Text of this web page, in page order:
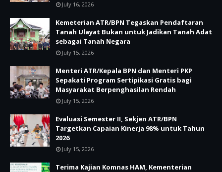
July 16, 2026
Kemeterian ATR/BPN Tegaskan Pendaftaran
Tanah Ulayat Bukan untuk Jadikan Tanah Adat
sebagai Tanah Negara
July 15, 2026
Menteri ATR/Kepala BPN dan Menteri PKP
Sepakati Program Sertipikasi Gratis bagi
Masyarakat Berpenghasilan Rendah
July 15, 2026
Evaluasi Semester II, Sekjen ATR/BPN
Targetkan Capaian Kinerja 98% untuk Tahun
2026
July 15, 2026
Terima Kajian Komnas HAM, Kementerian